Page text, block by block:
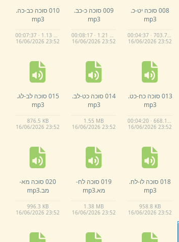
008 סוכה יט-
כ.
mp3
00:04:37 · 703.7 KB
16/06/2026 23:52
009 סוכה כ-
כב.
mp3
00:08:17 · 1.21 MB
16/06/2026 23:52
010 סוכה כב-
כה.
mp3
00:07:37 · 1.13 MB
16/06/2026 23:52
013 סוכה כח-
כט.
mp3
00:04:20 · 668.1 KB
16/06/2026 23:52
014 סוכה כט-
לב.
mp3
1.55 MB
16/06/2026 23:52
015 סוכה לב-
לג.
mp3
876.5 KB
16/06/2026 23:52
018 סוכה לו-
לח.
mp3
958.8 KB
16/06/2026 23:52
019 סוכה לח-
מא.mp3
1.38 MB
16/06/2026 23:52
020 סוכה מא-
מב.mp3
996.3 KB
16/06/2026 23:52